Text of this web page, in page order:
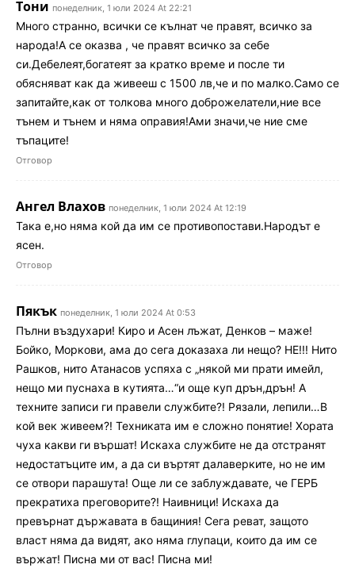
Тони понеделник, 1 юли 2024 At 22:21
Много странно, всички се кълнат че правят, всичко за
народа!А се оказва , че правят всичко за себе
си.Дебелеят,богатеят за кратко време и после ти
обясняват как да живееш с 1500 лв,че и по малко.Само се
запитайте,как от толкова много доброжелатели,ние все
тънем и тънем и няма оправия!Ами значи,че ние сме
тъпаците!
Отговор
Ангел Влахов понеделник, 1 юли 2024 At 12:19
Така е,но няма кой да им се противопостави.Народът е
ясен.
Отговор
Пякък понеделник, 1 юли 2024 At 0:53
Пълни въздухари! Киро и Асен лъжат, Денков – маже!
Бойко, Моркови, ама до сега доказаха ли нещо? НЕ!!! Нито
Рашков, нито Атанасов успяха с „някой ми прати имейл,
нещо ми пуснаха в кутията…“и още куп дрън,дрън! А
техните записи ги правели службите?! Рязали, лепили…В
кой век живеем?! Техниката им е сложно понятие! Хората
чуха какви ги вършат! Искаха службите не да отстранят
недостатъците им, а да си въртят далаверките, но не им
се отвори парашута! Още ли се заблуждавате, че ГЕРБ
прекратиха преговорите?! Наивници! Искаха да
превърнат държавата в бащиния! Сега реват, защото
власт няма да видят, ако няма глупаци, които да им се
вържат! Писна ми от вас! Писна ми!